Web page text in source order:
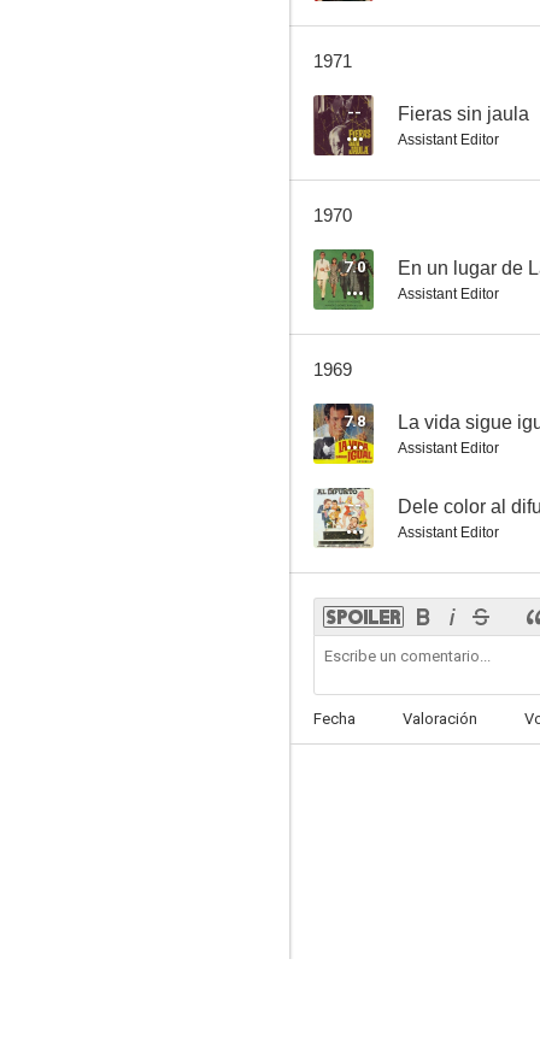
1971
-- Fieras sin jaula
Assistant Editor
1970
7.0 En un lugar de
Assistant Editor
1969
7.8 La vida sigue
Assistant Editor
-- Dele color al
Assistant Editor
Fecha Valoración